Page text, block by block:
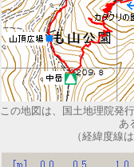
この地図は、国土地理院発
あ
（経緯度線